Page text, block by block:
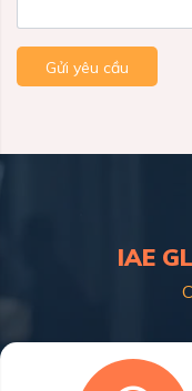
Gửi yêu cầu
IAE